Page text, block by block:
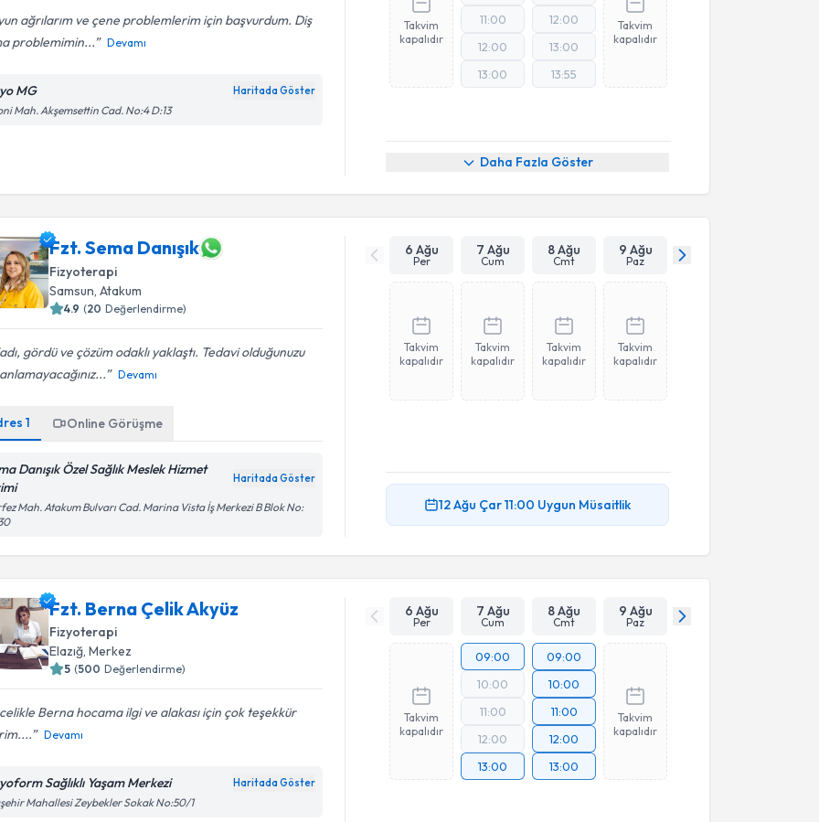
ağrılarım ve çene problemlerim için başvurdum. Diş
problemimin...
Devamı
MG Haritada Göster
Mah. Akşemsettin Cad. No:4 D:13
Takvim
kapalıdır
11:00
12:00
13:00
12:00
13:00
13:55
Takvim
kapalıdır
Daha Fazla Göster
Fzt. Sema Danışık
Fizyoterapi
Samsun ,Atakum
4.9 (20 Değerlendirme)
gördü ve çözüm odaklı yaklaştı. Tedavi olduğunuzu
Devamı
1 Online Görüşme
Danışık Özel Sağlık Meslek Hizmet
Haritada Göster
Mah. Atakum Bulvarı Cad. Marina Vista İş Merkezi B Blok No:
6 Ağu
Per
7 Ağu
Cum
8 Ağu
Cmt
9 Ağu
Paz
Takvim
kapalıdır
Takvim
kapalıdır
Takvim
kapalıdır
Takvim
kapalıdır
12 Ağu Çar11:00 Uygun Müsaitlik
Fzt. Berna Çelik Akyüz
Fizyoterapi
Elazığ ,Merkez
5 (500 Değerlendirme)
Berna hocama ilgi ve alakası için çok teşekkür
Devamı
Sağlıklı Yaşam Merkezi Haritada Göster
Mahallesi Zeybekler Sokak No:50/1
6 Ağu
Per
7 Ağu
Cum
8 Ağu
Cmt
9 Ağu
Paz
Takvim
kapalıdır
09:00
10:00
11:00
12:00
13:00
09:00
10:00
11:00
12:00
13:00
Takvim
kapalıdır